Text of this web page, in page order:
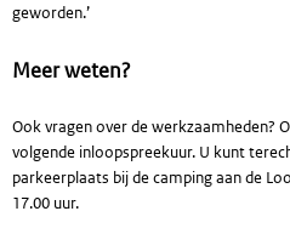
geworden.’
Meer weten?
Ook vragen over de werkzaamheden?
volgende inloopspreekuur. U kunt
parkeerplaats bij de camping aan de
17.00 uur.